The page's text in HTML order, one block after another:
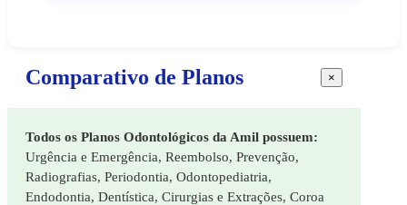
Comparativo de Planos ×
Todos os Planos Odontológicos da Amil possuem:
Urgência e Emergência, Reembolso, Prevenção,
Radiografias, Periodontia, Odontopediatria,
Endodontia, Dentística, Cirurgias e Extrações, Coroa